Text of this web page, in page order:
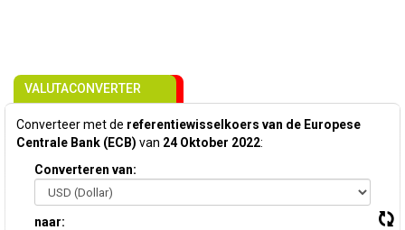
VALUTACONVERTER
Converteer met de referentiewisselkoers van de Europese
Centrale Bank (ECB) van 24 Oktober 2022:
Converteren van:
naar: